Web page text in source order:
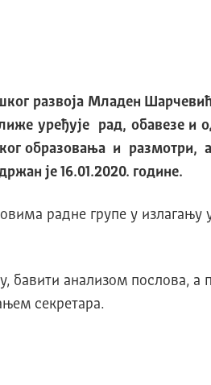
развоја Младен
уређује рад, обавезе
образовања и размотри,
је 16.01.2020. године.
радне групе у
бавити анализом послова,
секретара.